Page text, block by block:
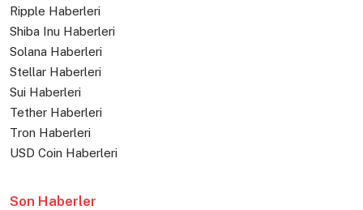
Ripple Haberleri
Shiba Inu Haberleri
Solana Haberleri
Stellar Haberleri
Sui Haberleri
Tether Haberleri
Tron Haberleri
USD Coin Haberleri
Son Haberler